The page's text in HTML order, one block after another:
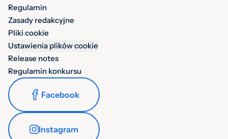
Regulamin
Zasady redakcyjne
Pliki cookie
Ustawienia plików cookie
Release notes
Regulamin konkursu
Facebook
Instagram